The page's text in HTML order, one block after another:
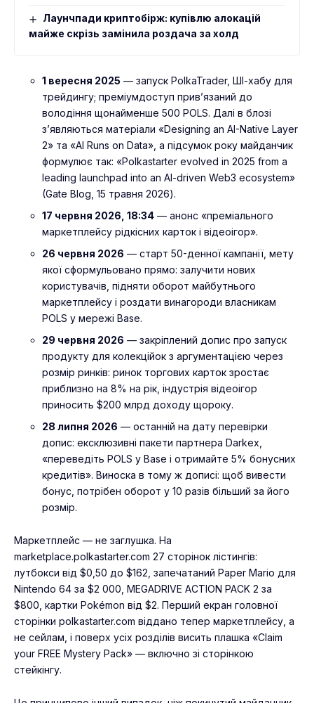
Лаунчпади криптобірж: купівлю алокацій
майже скрізь замінила роздача за холд
1 вересня 2025 — запуск PolkaTrader, ШІ-хабу для
трейдингу; преміумдоступ прив’язаний до
володіння щонайменше 500 POLS. Далі в блозі
з’являються матеріали «Designing an AI-Native Layer
2» та «AI Runs on Data», а підсумок року майданчик
формулює так: «Polkastarter evolved in 2025 from a
leading launchpad into an AI-driven Web3 ecosystem»
(Gate Blog, 15 травня 2026).
17 червня 2026, 18:34 — анонс «преміального
маркетплейсу рідкісних карток і відеоігор».
26 червня 2026 — старт 50-денної кампанії, мету
якої сформульовано прямо: залучити нових
користувачів, підняти оборот майбутнього
маркетплейсу і роздати винагороди власникам
POLS у мережі Base.
29 червня 2026 — закріплений допис про запуск
продукту для колекційок з аргументацією через
розмір ринків: ринок торгових карток зростає
приблизно на 8% на рік, індустрія відеоігор
приносить $200 млрд доходу щороку.
28 липня 2026 — останній на дату перевірки
допис: ексклюзивні пакети партнера Darkex,
«переведіть POLS у Base і отримайте 5% бонусних
кредитів». Виноска в тому ж дописі: щоб вивести
бонус, потрібен оборот у 10 разів більший за його
розмір.
Маркетплейс — не заглушка. На
marketplace.polkastarter.com 27 сторінок лістингів:
лутбокси від $0,50 до $162, запечатаний Paper Mario для
Nintendo 64 за $2 000, MEGADRIVE ACTION PACK 2 за
$800, картки Pokémon від $2. Перший екран головної
сторінки polkastarter.com віддано тепер маркетплейсу, а
не сейлам, і поверх усіх розділів висить плашка «Claim
your FREE Mystery Pack» — включно зі сторінкою
стейкінгу.